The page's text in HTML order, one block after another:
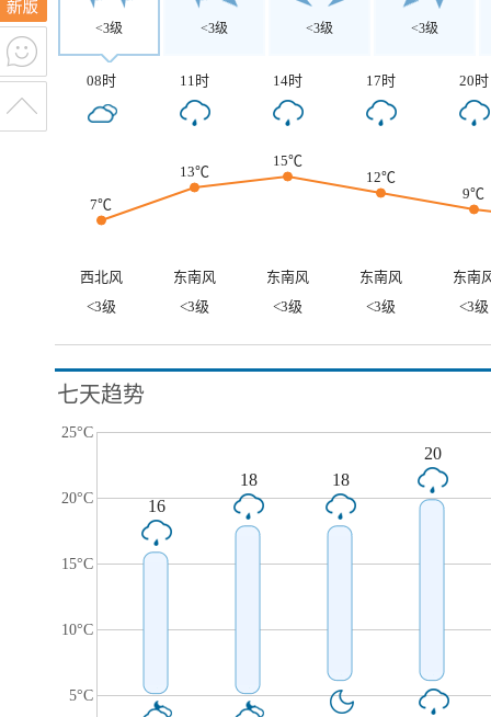
<3级 <3级 <3级 <3级
08时 11时 14时 17时 20时
7℃
13℃
15℃
12℃
9℃
西北风 东南风 东南风 东南风
东南
<3级
<3级 <3级 <3级 <3级
七天趋势
25°C
20°C
15°C
10°C
5°C
16
18 18
20